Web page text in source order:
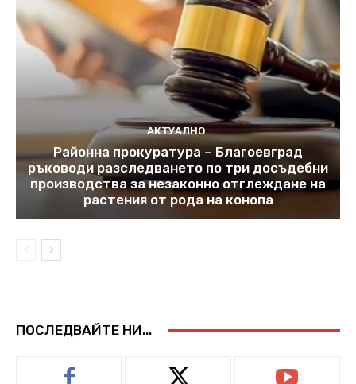
АКТУАЛНО
Районна прокуратура – Благоевград
ръководи разследването по три досъдебни
производства за незаконно отглеждане на
растения от рода на конопа
ПОСЛЕДВАЙТЕ НИ...